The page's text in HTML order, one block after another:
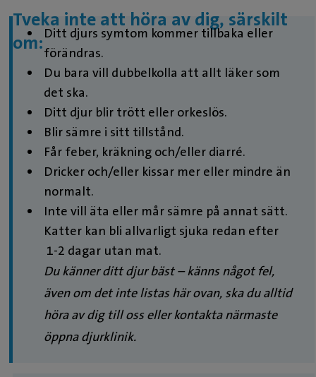
Tveka inte att höra av dig, särskilt
om:Ditt djurs symtom kommer tillbaka eller
förändras.
Du bara vill dubbelkolla att allt läker som
det ska.
Ditt djur blir trött eller orkeslös.
Blir sämre i sitt tillstånd.
Får feber, kräkning och/eller diarré.
Dricker och/eller kissar mer eller mindre än
normalt.
Inte vill äta eller mår sämre på annat sätt.
Katter kan bli allvarligt sjuka redan efter
1-2 dagar utan mat.
Du känner ditt djur bäst – känns något fel,
även om det inte listas här ovan, ska du alltid
höra av dig till oss eller kontakta närmaste
öppna djurklinik.